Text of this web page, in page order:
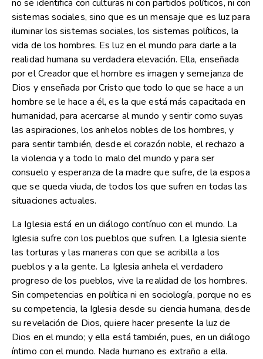
no se identifica con culturas ni con partidos políticos, ni con
sistemas sociales, sino que es un mensaje que es luz para
iluminar los sistemas sociales, los sistemas políticos, la
vida de los hombres. Es luz en el mundo para darle a la
realidad humana su verdadera elevación. Ella, enseñada
por el Creador que el hombre es imagen y semejanza de
Dios y enseñada por Cristo que todo lo que se hace a un
hombre se le hace a él, es la que está más capacitada en
humanidad, para acercarse al mundo y sentir como suyas
las aspiraciones, los anhelos nobles de los hombres, y
para sentir también, desde el corazón noble, el rechazo a
la violencia y a todo lo malo del mundo y para ser
consuelo y esperanza de la madre que sufre, de la esposa
que se queda viuda, de todos los que sufren en todas las
situaciones actuales.
La Iglesia está en un diálogo contínuo con el mundo. La
Iglesia sufre con los pueblos que sufren. La Iglesia siente
las torturas y las maneras con que se acribilla a los
pueblos y a la gente. La Iglesia anhela el verdadero
progreso de los pueblos, vive la realidad de los hombres.
Sin competencias en política ni en sociología, porque no es
su competencia, la Iglesia desde su ciencia humana, desde
su revelación de Dios, quiere hacer presente la luz de
Dios en el mundo; y ella está también, pues, en un diálogo
íntimo con el mundo. Nada humano es extraño a ella.